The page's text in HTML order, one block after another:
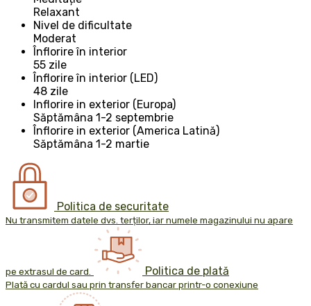
Relaxant
Nivel de dificultate
Moderat
Înflorire în interior
55 zile
Înflorire în interior (LED)
48 zile
Inflorire in exterior (Europa)
Săptămâna 1-2 septembrie
Înflorire in exterior (America Latină)
Săptămâna 1-2 martie
Politica de securitate
Nu transmitem datele dvs. terților, iar numele magazinului nu apare
pe extrasul de card. Politica de plată
Plată cu cardul sau prin transfer bancar printr-o conexiune